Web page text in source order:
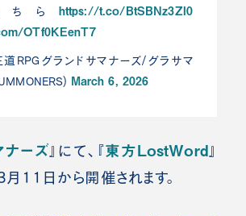
ちら https://t.co/BtSBNz3ZI0
OTf0KEenT7
RPGグランドサマナーズ/グラサマ
March 6, 2026
ナーズ 』にて、『東方LostWord 』
月11日から開催されます。